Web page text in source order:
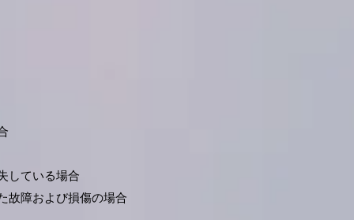
している場合
故障および損傷の場合